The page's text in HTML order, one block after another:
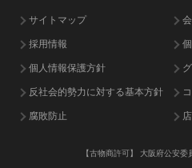
サイトマップ
採用情報
個人情報保護方針
反社会的勢力に対する基本方針
腐敗防止
【古物商許可】 大阪府公安